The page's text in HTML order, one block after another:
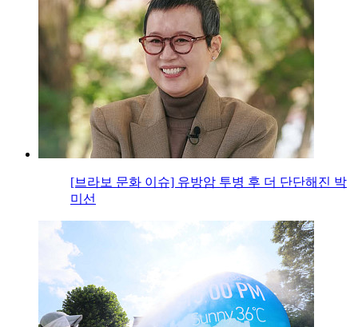
[브라보 문화 이슈] 유방암 투병 후 더 단단해진 박
미선